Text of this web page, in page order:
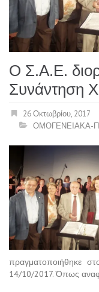
Ο Σ.Α.Ε.
Συνάντηση
26 Οκτωβρίου, 2017
ΟΜΟΓΕΝΕΙΑΚΑ-
πραγματοποιήθηκε
14/10/2017. Όπως